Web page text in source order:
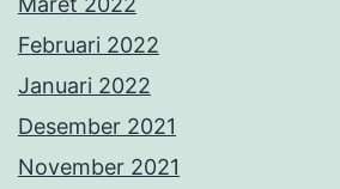
Februari 2022
Januari 2022
Desember 2021
November 2021